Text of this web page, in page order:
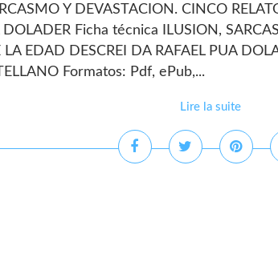
Y DEVASTACION. CINCO
DOLADER Ficha técnica ILUSION,
LA EDAD DESCREI DA RAFAEL PUA
Formatos: Pdf, ePub,...
Lire la suite